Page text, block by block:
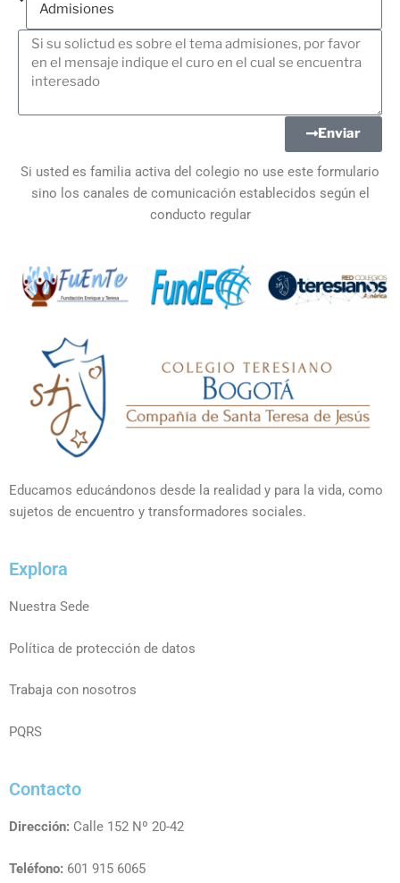
Enviar
Si usted es familia activa del colegio no use este formulario
sino los canales de comunicación establecidos según el
conducto regular
Educamos educándonos desde la realidad y para la vida, como
sujetos de encuentro y transformadores sociales.
Explora
Nuestra Sede
Política de protección de datos
Trabaja con nosotros
PQRS
Contacto
Dirección: Calle 152 Nº 20-42
Teléfono: 601 915 6065